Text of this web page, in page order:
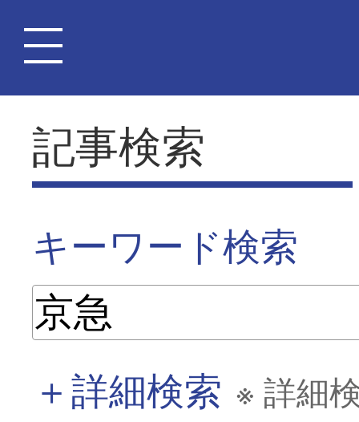
記事検索
キーワード検索
＋詳細検索 ※ 詳細